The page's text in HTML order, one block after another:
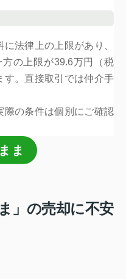
法律上の上限があり、
の上限が39.6万円（税
す。直接取引では仲介手
の条件は個別にご確認
ま
」の売却に不安